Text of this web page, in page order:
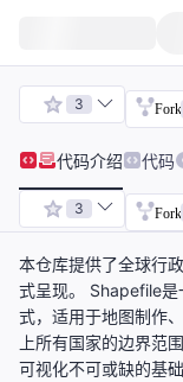
3 Fork
代码介绍 代码
3 Fork
本仓库提供了全球行
式呈现。 Shapefile是
式，适用于地图制作
上所有国家的边界范
可视化不可或缺的基